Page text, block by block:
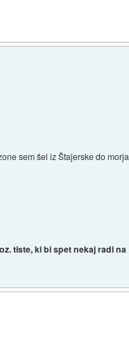
sem šel iz Štajerske do morja
tiste, ki bi spet nekaj radi na